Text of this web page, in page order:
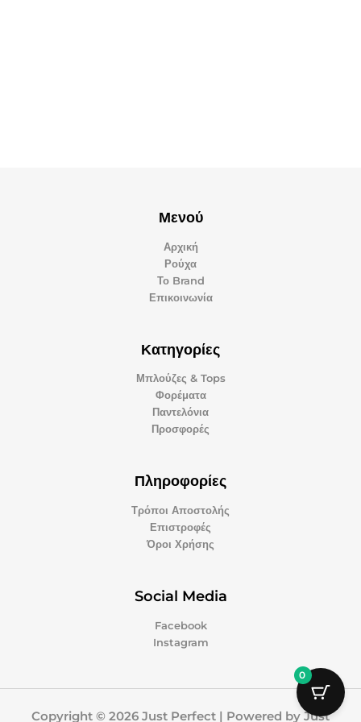
Μενού
Αρχική
Ρούχα
Το Brand
Επικοινωνία
Κατηγορίες
Μπλούζες & Tops
Φορέματα
Παντελόνια
Προσφορές
Πληροφορίες
Τρόποι Αποστολής
Επιστροφές
Όροι Χρήσης
Social Media
Facebook
Instagram
Copyright © 2026 Just Perfect | Powered by Just
0